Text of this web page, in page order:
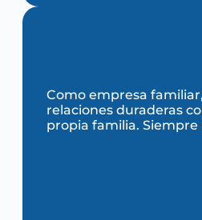
Como empresa
relaciones duraderas
propia familia.